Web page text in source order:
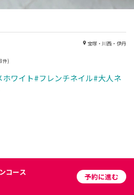
件)
宝塚・川西・伊丹
ホワイト#フレンチネイル#大人ネ
コース
予約に進む